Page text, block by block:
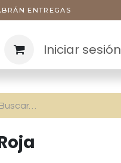
ENTREGAS
Iniciar sesión